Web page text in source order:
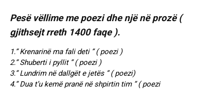
Pesë vëllime me poezi dhe një në prozë (
gjithsejt rreth 1400 faqe ).
1.” Krenarinë ma fali deti ” ( poezi )
2.” Shuberti i pyllit ” ( poezi )
3.” Lundrim në dallgët e jetës ” ( poezi)
4.” Dua t’u kemë pranë në shpirtin tim ” ( poezi